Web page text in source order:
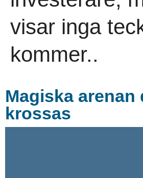
visar inga
kommer..
Magiska
krossas